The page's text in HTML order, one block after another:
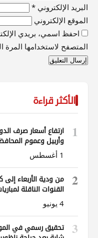
البريد الإلكتروني *
الموقع الإلكتروني
احفظ اسمي، بريدي
المتصفح لاستخدامها المرة
الأكثر قراءة
1
ارتفاع أسعار صرف
وأربيل وعموم
1 أغسطس
2
القنوات الناقلة
4 يونيو
3
تحقيق رسمي في